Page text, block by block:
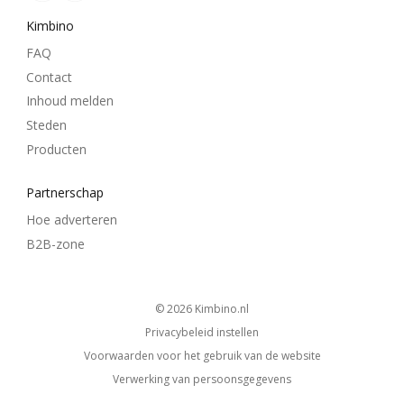
Kimbino
FAQ
Contact
Inhoud melden
Steden
Producten
Partnerschap
Hoe adverteren
B2B-zone
© 2026
kimbino.nl
Privacybeleid instellen
Voorwaarden voor het gebruik van de website
Verwerking van persoonsgegevens